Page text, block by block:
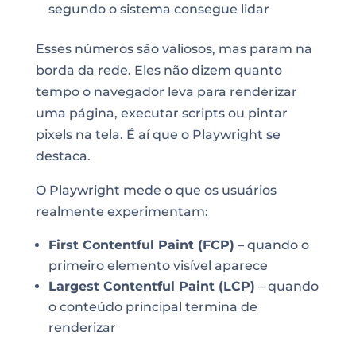
segundo o sistema consegue lidar
Esses números são valiosos, mas param na
borda da rede. Eles não dizem quanto
tempo o navegador leva para renderizar
uma página, executar scripts ou pintar
pixels na tela. É aí que o Playwright se
destaca.
O Playwright mede o que os usuários
realmente experimentam:
First Contentful Paint (FCP) – quando o
primeiro elemento visível aparece
Largest Contentful Paint (LCP) – quando
o conteúdo principal termina de
renderizar